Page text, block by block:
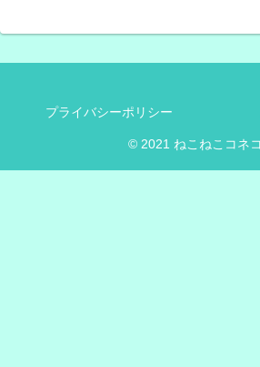
プライバシーポリシー
© 2021 ねこねこコネ